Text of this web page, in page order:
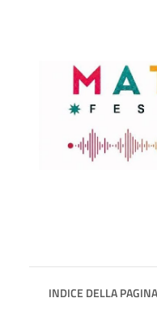
INDICE DELLA PAGINA